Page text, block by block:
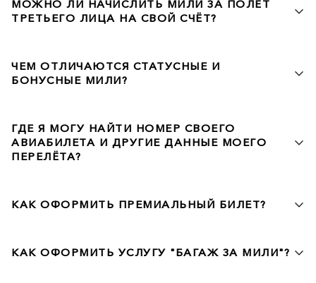
МОЖНО ЛИ НАЧИСЛИТЬ МИЛИ ЗА ПОЛЁТ
ТРЕТЬЕГО ЛИЦА НА СВОЙ СЧЁТ?
ЧЕМ ОТЛИЧАЮТСЯ СТАТУСНЫЕ И
БОНУСНЫЕ МИЛИ?
ГДЕ Я МОГУ НАЙТИ НОМЕР СВОЕГО
АВИАБИЛЕТА И ДРУГИЕ ДАННЫЕ МОЕГО
ПЕРЕЛЁТА?
КАК ОФОРМИТЬ ПРЕМИАЛЬНЫЙ БИЛЕТ?
КАК ОФОРМИТЬ УСЛУГУ "БАГАЖ ЗА МИЛИ"?